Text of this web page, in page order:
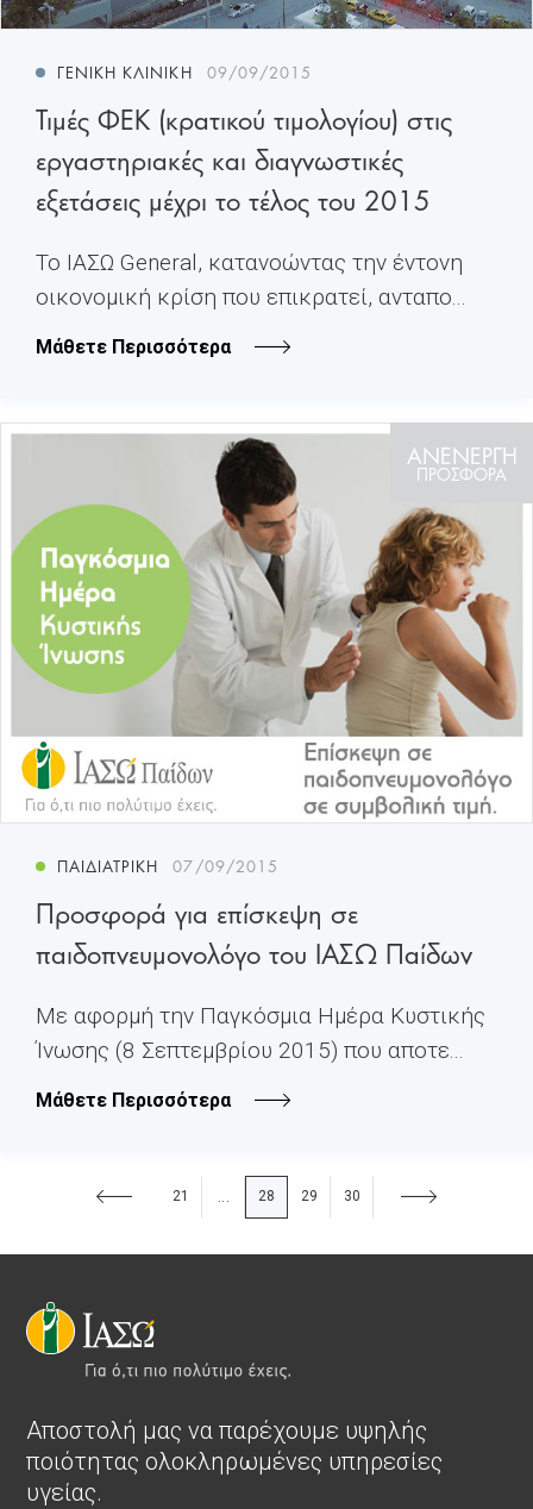
ΓΕΝΙΚΉ ΚΛΙΝΙΚΉ 09/09/2015
Τιμές ΦΕΚ (κρατικού τιμολογίου) στις
εργαστηριακές και διαγνωστικές
εξετάσεις μέχρι το τέλος του 2015
Το ΙΑΣΩ General, κατανοώντας την έντονη
οικονομική κρίση που επικρατεί, ανταπο...
Μάθετε Περισσότερα
ΑΝΕΝΕΡΓΗ
ΠΡΟΣΦΟΡΑ
ΠΑΙΔΙΑΤΡΙΚΉ 07/09/2015
Προσφορά για επίσκεψη σε
παιδοπνευμονολόγο του ΙΑΣΩ Παίδων
Με αφορμή την Παγκόσμια Ημέρα Κυστικής
Ίνωσης (8 Σεπτεμβρίου 2015) που αποτε...
Μάθετε Περισσότερα
21 28 29 30
Αποστολή μας να παρέχουμε υψηλής
ποιότητας ολοκληρωμένες υπηρεσίες
υγείας.